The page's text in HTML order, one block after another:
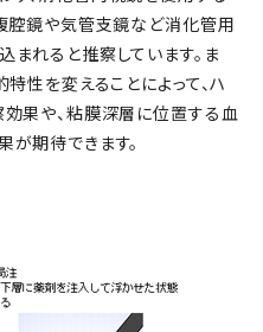
腔鏡や気管支鏡など消化管用
れると推察しています。ま
性を変えることによって、ハ
果や、粘膜深層に位置する血
期待できます。